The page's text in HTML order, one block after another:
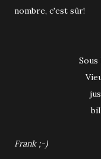
nombre, c'est sûr!
Frank ;-)